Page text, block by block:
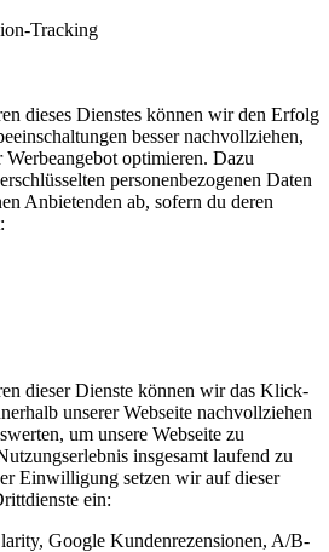
Tracking
dieses Dienstes können wir den Erfolg
besser nachvollziehen,
Werbeangebot optimieren. Dazu
personenbezogenen Daten
Anbietenden ab, sofern du deren
dieser Dienste können wir das Klick-
unserer Webseite nachvollziehen
um unsere Webseite zu
insgesamt laufend zu
Einwilligung setzen wir auf dieser
ein:
Google Kundenrezensionen, A/B-